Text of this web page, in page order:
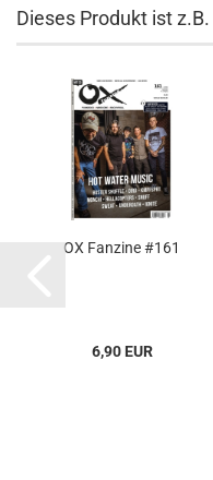
Dieses Produkt ist
OX Fanzine #161
6,90 EUR